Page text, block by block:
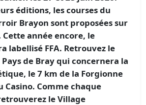
éditions, les courses du
Brayon sont proposées sur
Cette année encore, le
labellisé FFA. Retrouvez le
de Bray qui concernera la
le 7 km de la Forgionne
Casino. Comme chaque
le Village